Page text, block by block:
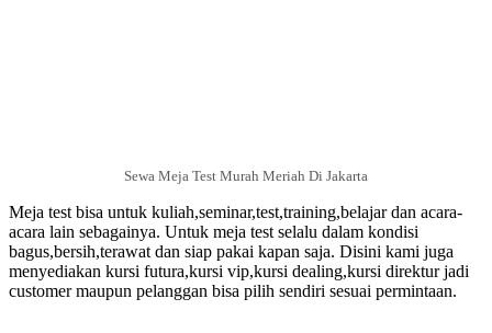
Sewa Meja Test Murah Meriah Di Jakarta
Meja test bisa untuk kuliah,seminar,test,training,belajar dan acara-
acara lain sebagainya. Untuk meja test selalu dalam kondisi
bagus,bersih,terawat dan siap pakai kapan saja. Disini kami juga
menyediakan kursi futura,kursi vip,kursi dealing,kursi direktur jadi
customer maupun pelanggan bisa pilih sendiri sesuai permintaan.